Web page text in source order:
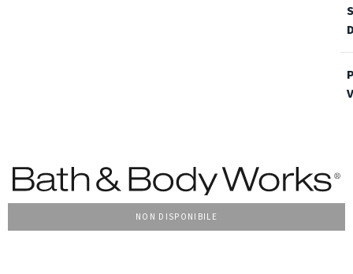
NON DISPONIBILE
Condizioni Generali di venditaPrivacy PolicyCookie PolicyAccessibilità